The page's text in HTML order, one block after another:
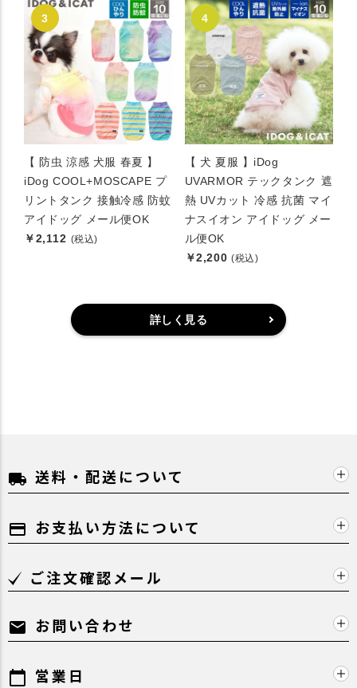
【 防虫 涼感 犬服 春夏 】
iDog COOL+MOSCAPE プ
リントタンク 接触冷感 防蚊
アイドッグ メール便OK
￥2,112 (税込)
【 犬 夏服 】iDog
UVARMOR テックタンク 遮
熱 UVカット 冷感 抗菌 マイ
ナスイオン アイドッグ メー
ル便OK
￥2,200 (税込)
詳しく見る
local_shipping 送料・配送について
payment お支払い方法について
ご注文確認メール
mail お問い合わせ
calendar_today 営業日